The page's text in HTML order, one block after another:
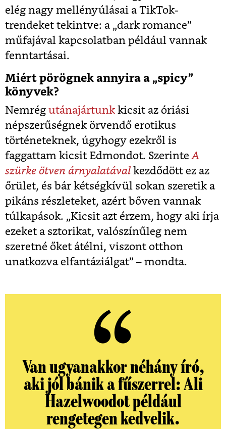
elég nagy mellényúlásai a TikTok-
trendeket tekintve: a „dark romance”
műfajával kapcsolatban például vannak
fenntartásai.
Miért pörögnek annyira a „spicy”
könyvek?
Nemrég utánajártunk kicsit az óriási
népszerűségnek örvendő erotikus
történeteknek, úgyhogy ezekről is
faggattam kicsit Edmondot. Szerinte A
szürke ötven árnyalatával kezdődött ez az
őrület, és bár kétségkívül sokan szeretik a
pikáns részleteket, azért bőven vannak
túlkapások. „Kicsit azt érzem, hogy aki írja
ezeket a sztorikat, valószínűleg nem
szeretné őket átélni, viszont otthon
unatkozva elfantáziálgat” – mondta.
Van ugyanakkor néhány író,
aki jól bánik a fűszerrel: Ali
Hazelwoodot például
rengetegen kedvelik.